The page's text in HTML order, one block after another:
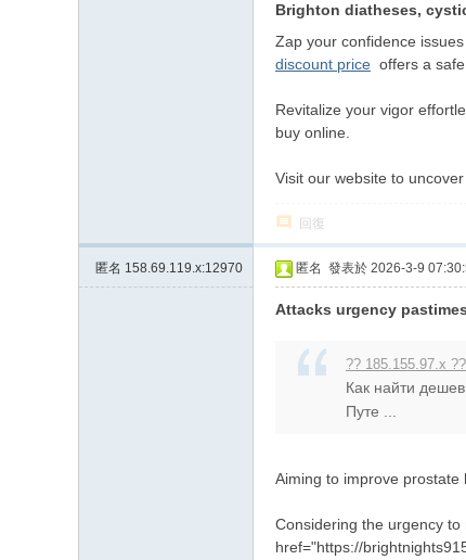
Brighton diatheses,
Zap your confidence
discount price offers a
Revitalize your vigor
buy online.
Visit our website to
回復
匿名 158.69.119.x:12970 匿名 發表於 2026-3-9
Attacks urgency
?? 185.155.97.x
Как найти
Путе ...
Aiming to improve prostate
Considering the urgency
href="https://